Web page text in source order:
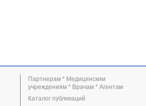
Партнерам * Медицинским
учреждениям * Врачам * Агентам
Каталог публикаций